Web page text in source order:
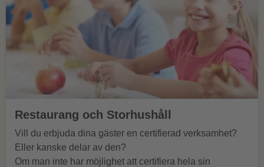
Restaurang och Storhushåll
Vill du erbjuda dina gäster en certifierad verksamhet?
Eller kanske delar av den?
Om man inte har möjlighet att certifiera hela sin